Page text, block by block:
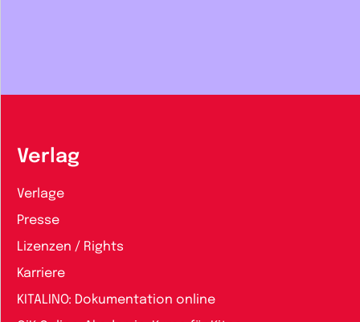
Verlag
Verlage
Presse
Lizenzen / Rights
Karriere
KITALINO: Dokumentation online